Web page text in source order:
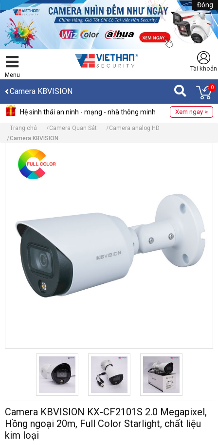
Đóng
Menu
Tài khoản
Camera KBVISION 0
Hệ sinh thái an ninh - mạng - nhà thông minh Xem ngay >
Trang chủ Camera Quan Sát
Camera analog HD
Camera KBVISION
Camera KBVISION KX-CF2101S 2.0 Megapixel,
Hồng ngoại 20m, Full Color Starlight, chất liệu
kim loại